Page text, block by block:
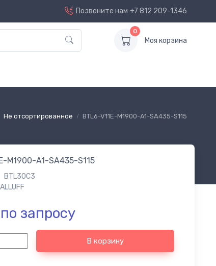
Позвоните нам +7 812 209-1346
0
Моя корзина
Не отсортированное BTL6-V11E-M1900-A1-SA435-S115
M1900-A1-SA435-S115
BTL30C3
запросу
В корзину